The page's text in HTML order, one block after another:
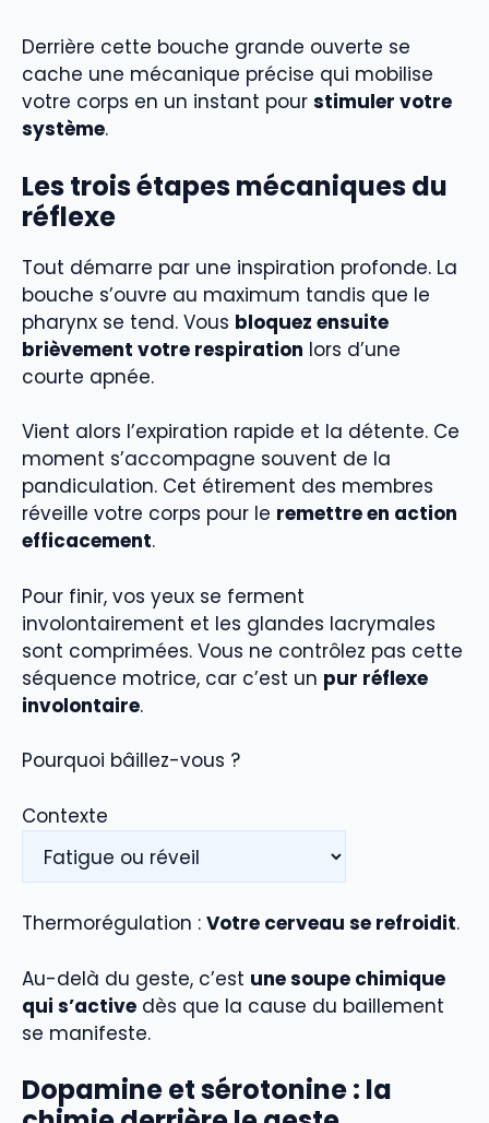
Derrière cette bouche grande ouverte se
cache une mécanique précise qui mobilise
votre corps en un instant pour stimuler votre
système.
Les trois étapes mécaniques du
réflexe
Tout démarre par une inspiration profonde. La
bouche s’ouvre au maximum tandis que le
pharynx se tend. Vous bloquez ensuite
brièvement votre respiration lors d’une
courte apnée.
Vient alors l’expiration rapide et la détente. Ce
moment s’accompagne souvent de la
pandiculation. Cet étirement des membres
réveille votre corps pour le remettre en action
efficacement.
Pour finir, vos yeux se ferment
involontairement et les glandes lacrymales
sont comprimées. Vous ne contrôlez pas cette
séquence motrice, car c’est un pur réflexe
involontaire.
Pourquoi bâillez-vous ?
Contexte
Thermorégulation : Votre cerveau se refroidit.
Au-delà du geste, c’est une soupe chimique
qui s’active dès que la cause du baillement
se manifeste.
Dopamine et sérotonine : la